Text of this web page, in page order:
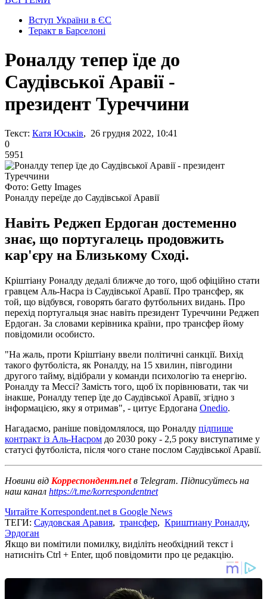
Вступ України в ЄС
Теракт в Барселоні
Роналду тепер їде до
Саудівської Аравії -
президент Туреччини
Текст: Катя Юськів, 26 грудня 2022, 10:41
0
5951
Фото: Getty Images
Роналду переїде до Саудівської Аравії
Навіть Реджеп Ердоган достеменно
знає, що португалець продовжить
кар'єру на Близькому Сході.
Кріштіану Роналду дедалі ближче до того, щоб офіційно стати
гравцем Аль-Насра із Саудівської Аравії. Про трансфер, як
той, що відбувся, говорять багато футбольних видань. Про
перехід португальця знає навіть президент Туреччини Реджеп
Ердоган. За словами керівника країни, про трансфер йому
повідомили особисто.
"На жаль, проти Кріштіану ввели політичні санкції. Вихід
такого футболіста, як Роналду, на 15 хвилин, півгодини
другого тайму, відібрали у команди психологію та енергію.
Роналду та Мессі? Замість того, щоб їх порівнювати, так чи
інакше, Роналду тепер їде до Саудівської Аравії, згідно з
інформацією, яку я отримав", - цитує Ердогана Onedio.
Нагадаємо, раніше повідомлялося, що Роналду підпише
контракт із Аль-Насром до 2030 року - 2,5 року виступатиме у
статусі футболіста, після чого стане послом Саудівської Аравії.
Новини від Корреспондент.netв Telegram. Підписуйтесь на
наш канал https://t.me/korrespondentnet
Читайте Korrespondent.net в Google News
ТЕГИ: Саудовская Аравия, трансфер, Криштиану Роналду,
Эрдоган
Якщо ви помітили помилку, виділіть необхідний текст і
натисніть Ctrl + Enter, щоб повідомити про це редакцію.